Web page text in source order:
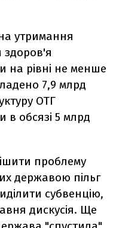
утримання
здоров'я
на рівні не менше
7,9 млрд
ОТГ
в обсязі 5 млрд
проблему
державою пільг
субвенцію,
дискусія. Ще